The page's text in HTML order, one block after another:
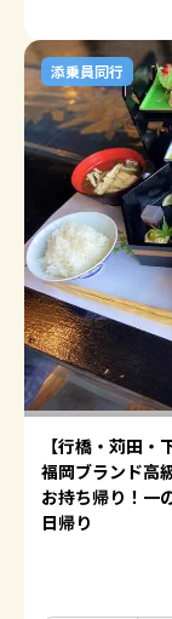
添乗員同行
【行橋・苅田・
福岡ブランド高
お持ち帰り！一
日帰り